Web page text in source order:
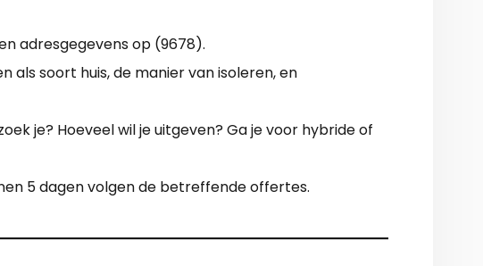
adresgegevens op (9678).
als soort huis, de manier van isoleren, en
je? Hoeveel wil je uitgeven? Ga je voor hybride of
5 dagen volgen de betreffende offertes.